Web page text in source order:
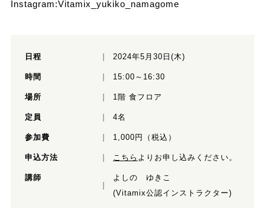
Instagram:Vitamix_yukiko_namagome
日程 2024年5月30日(木)
時間 15:00～16:30
場所 1階 食フロア
定員 4名
参加費 1,000円（税込）
申込方法 こちら よりお申し込みください。
講師
よしの ゆきこ
(Vitamix公認インストラクター)